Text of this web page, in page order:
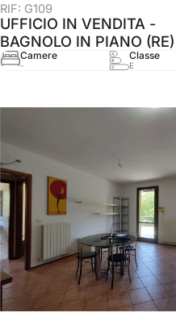
RIF: G109
UFFICIO IN VENDITA -
BAGNOLO IN PIANO (RE)
Camere
-
Classe
E